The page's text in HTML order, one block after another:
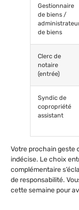
Gestionnaire
de biens /
de biens
Clerc de
notaire
(entrée)
Syndic de
copropriété
assistant
Votre prochain geste
indécise. Le choix
complémentaire
de responsabilité.
cette semaine pour